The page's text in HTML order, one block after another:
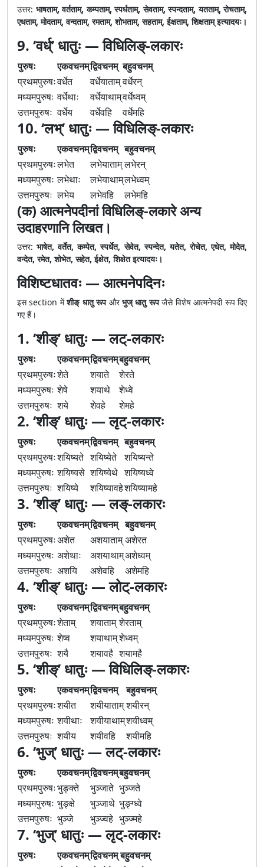
उत्तर: भाषताम्, वर्तताम्, कम्पताम्, स्पर्धताम्, सेवताम्, स्पन्दताम्, यतताम्, रोचताम्,
एधताम्, मोदताम्, वन्दताम्, रमताम्, शोभताम्, सहताम्, ईक्षताम्, शिक्षताम् इत्यादयः।
9. ‘वर्ध्’ धातुः — विधिलिङ्-लकारः
पुरुषः एकवचनम्द्विवचनम् बहुवचनम्
प्रथमपुरुषःवर्धेत वर्धेयाताम्वर्धेरन्
मध्यमपुरुषः वर्धेथाः वर्धेयाथाम्वर्धेध्वम्
उत्तमपुरुषः वर्धेय वर्धेवहि वर्धेमहि
10. ‘लभ्’ धातुः — विधिलिङ्-लकारः
पुरुषः एकवचनम्द्विवचनम् बहुवचनम्
प्रथमपुरुषःलभेत लभेयाताम्लभेरन्
मध्यमपुरुषः लभेथाः लभेयाथाम्लभेध्वम्
उत्तमपुरुषः लभेय लभेवहि लभेमहि
(क) आत्मनेपदीनां विधिलिङ्-लकारे अन्य
उदाहरणानि लिखत।
उत्तर:भाषेत, वर्तेत, कम्पेत, स्पर्धेत, सेवेत, स्पन्देत, यतेत, रोचेत, एधेत, मोदेत,
वन्देत, रमेत, शोभेत, सहेत, ईक्षेत, शिक्षेत इत्यादयः।
विशिष्टधातवः — आत्मनेपदिनः
इस section मेंशीङ् धातु रूपऔरभुज् धातु रूपजैसे विशेष आत्मनेपदी रूप दिए
गए हैं।
1. ‘शीङ्’ धातुः — लट्-लकारः
पुरुषः एकवचनम्द्विवचनम्बहुवचनम्
प्रथमपुरुषःशेते शयाते
शेरते
मध्यमपुरुषः शेषे शयाथे
शेध्वे
उत्तमपुरुषः शये शेवहे शेमहे
2. ‘शीङ्’ धातुः — लृट्-लकारः
पुरुषः एकवचनम्द्विवचनम् बहुवचनम्
प्रथमपुरुषःशयिष्यते शयिष्येते शयिष्यन्ते
मध्यमपुरुषः शयिष्यसे शयिष्येथे शयिष्यध्वे
उत्तमपुरुषः शयिष्ये शयिष्यावहेशयिष्यामहे
3. ‘शीङ्’ धातुः — लङ्-लकारः
पुरुषः एकवचनम्द्विवचनम् बहुवचनम्
प्रथमपुरुषःअशेत अशयाताम्अशेरत
मध्यमपुरुषः अशेथाः अशयाथाम्अशेध्वम्
उत्तमपुरुषः अशयि अशेवहि अशेमहि
4. ‘शीङ्’ धातुः — लोट्-लकारः
पुरुषः एकवचनम्द्विवचनम्बहुवचनम्
प्रथमपुरुषःशेताम् शयाताम् शेरताम्
मध्यमपुरुषः शेष्व शयाथाम्शेध्वम्
उत्तमपुरुषः शयै शयावहै शयामहै
5. ‘शीङ्’ धातुः — विधिलिङ्-लकारः
पुरुषः एकवचनम्द्विवचनम्
बहुवचनम्
प्रथमपुरुषःशयीत शयीयाताम्शयीरन्
मध्यमपुरुषः शयीथाः शयीयाथाम्शयीध्वम्
उत्तमपुरुषः शयीय शयीवहि शयीमहि
6. ‘भुज्’ धातुः — लट्-लकारः
पुरुषः एकवचनम्द्विवचनम्बहुवचनम्
प्रथमपुरुषःभुङ्क्ते भुञ्जाते भुञ्जते
मध्यमपुरुषः भुङ्क्षे भुञ्जाथे भुङ्ग्ध्वे
उत्तमपुरुषः भुञ्जे भुञ्ज्वहे भुञ्ज्महे
7. ‘भुज्’ धातुः — लृट्-लकारः
पुरुषः एकवचनम्द्विवचनम्बहुवचनम्